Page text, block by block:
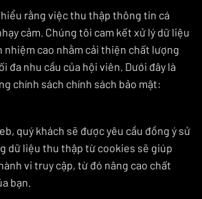
rằng việc thu thập thông tin cá
cảm. Chúng tôi cam kết xử lý dữ liệu
nhiệm cao nhằm cải thiện chất lượng
đa nhu cầu của hội viên. Dưới đây là
chính sách chính sách bảo mật:
quý khách sẽ được yêu cầu đồng ý sử
dữ liệu thu thập từ cookies sẽ giúp
vi truy cập, từ đó nâng cao chất
bạn.